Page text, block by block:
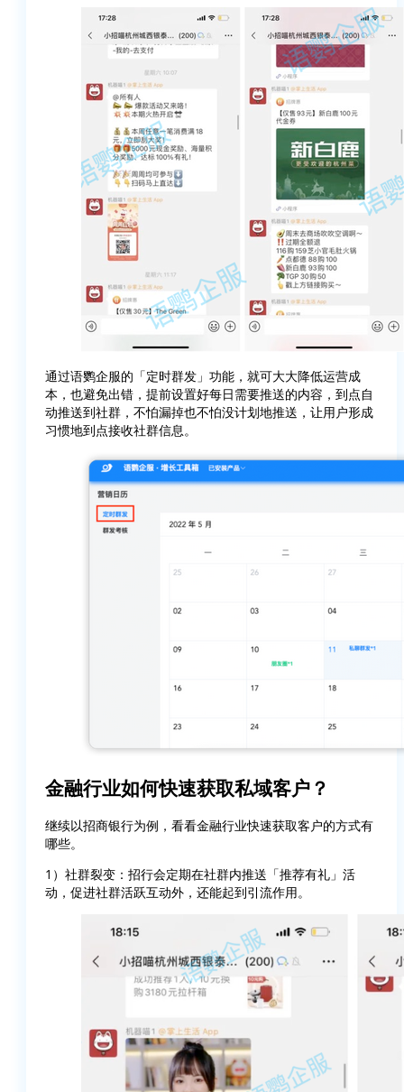
通过语鹦企服的「定时群发」功能，就可大大降低运营成
本，也避免出错，提前设置好每日需要推送的内容，到点自
动推送到社群，不怕漏掉也不怕没计划地推送，让用户形成
习惯地到点接收社群信息。
金融行业如何快速获取私域客户？
继续以招商银行为例，看看金融行业快速获取客户的方式有
哪些。
1）社群裂变：招行会定期在社群内推送「推荐有礼」活
动，促进社群活跃互动外，还能起到引流作用。